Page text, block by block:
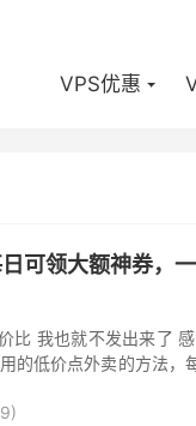
VPS优惠
可领大额神券，一
比 我也就不发出来了
的低价点外卖的方法，